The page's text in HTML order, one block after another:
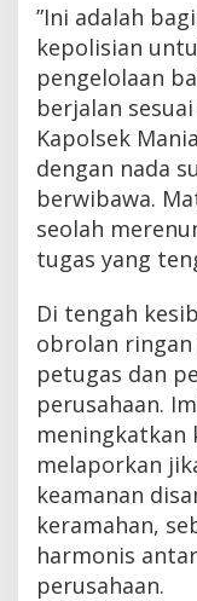
​”Ini adalah
kepolisian
pengelolaan
berjalan
Kapolsek
dengan nada
berwibawa.
seolah
tugas yang
​Di tengah
obrolan
petugas dan
perusahaan.
meningkatkan
melaporkan
keamanan
keramahan,
harmonis
perusahaan.